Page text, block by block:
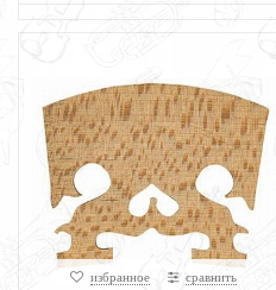
избранное сравнить